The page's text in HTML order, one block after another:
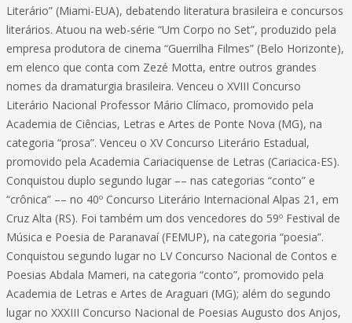
Literário” (Miami-EUA), debatendo literatura brasileira e concursos
literários. Atuou na web-série “Um Corpo no Set”, produzido pela
empresa produtora de cinema “Guerrilha Filmes” (Belo Horizonte),
em elenco que conta com Zezé Motta, entre outros grandes
nomes da dramaturgia brasileira. Venceu o XVIII Concurso
Literário Nacional Professor Mário Clímaco, promovido pela
Academia de Ciências, Letras e Artes de Ponte Nova (MG), na
categoria “prosa”. Venceu o XV Concurso Literário Estadual,
promovido pela Academia Cariaciquense de Letras (Cariacica-ES).
Conquistou duplo segundo lugar –– nas categorias “conto” e
“crônica” –– no 40º Concurso Literário Internacional Alpas 21, em
Cruz Alta (RS). Foi também um dos vencedores do 59º Festival de
Música e Poesia de Paranavaí (FEMUP), na categoria “poesia”.
Conquistou segundo lugar no LV Concurso Nacional de Contos e
Poesias Abdala Mameri, na categoria “conto”, promovido pela
Academia de Letras e Artes de Araguari (MG); além do segundo
lugar no XXXIII Concurso Nacional de Poesias Augusto dos Anjos,